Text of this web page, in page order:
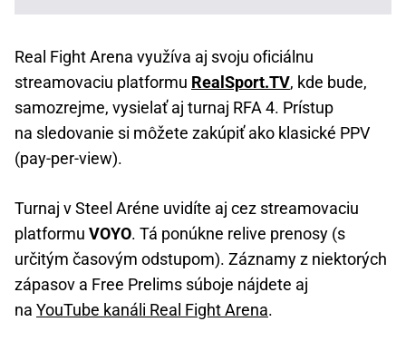
Real Fight Arena využíva aj svoju oficiálnu
streamovaciu platformu RealSport.TV, kde bude,
samozrejme, vysielať aj turnaj RFA 4. Prístup
na sledovanie si môžete zakúpiť ako klasické PPV
(pay-per-view).
Turnaj v Steel Aréne uvidíte aj cez streamovaciu
platformu VOYO. Tá ponúkne relive prenosy (s
určitým časovým odstupom). Záznamy z niektorých
zápasov a Free Prelims súboje nájdete aj
na YouTube kanáli Real Fight Arena.